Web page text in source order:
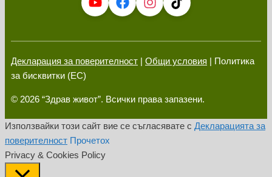
Декларация за поверителност | Общи условия | Политика
за бисквитки (ЕС)
© 2026 “Здрав живот”. Всички права запазени.
Използвайки този сайт вие се съгласявате с Декларацията за
поверителност Прочетох
Privacy & Cookies Policy